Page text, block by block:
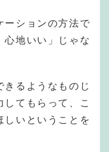
ーションの方法で
心地いい」じゃな
きるようなものじ
てもらって、こ
しいということを